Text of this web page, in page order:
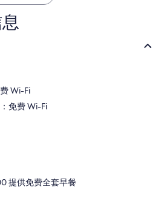
Wi-Fi
免费 Wi-Fi
提供免费全套早餐